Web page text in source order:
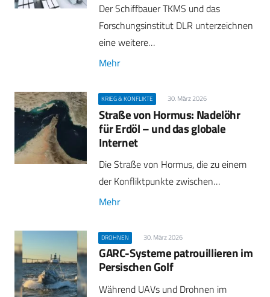
Der Schiffbauer TKMS und das
Forschungsinstitut DLR unterzeichnen
eine weitere…
Mehr
KRIEG & KONFLIKTE 30. März 2026
Straße von Hormus: Nadelöhr
für Erdöl – und das globale
Internet
Die Straße von Hormus, die zu einem
der Konfliktpunkte zwischen…
Mehr
DROHNEN 30. März 2026
GARC-Systeme patrouillieren im
Persischen Golf
Während UAVs und Drohnen im